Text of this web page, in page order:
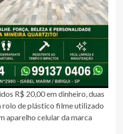
R$ 20,00 em dinheiro, duas
rolo de plástico filme utilizado
aparelho celular da marca